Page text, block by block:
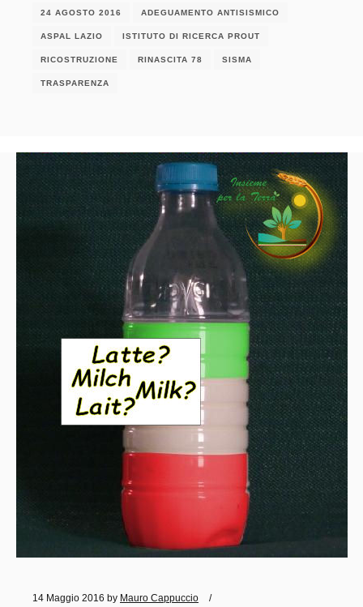
24 AGOSTO 2016 ADEGUAMENTO ANTISISMICO
ASPAL LAZIO ISTITUTO DI RICERCA PROUT
RICOSTRUZIONE RINASCITA 78 SISMA
TRASPARENZA
14 Maggio 2016 by Mauro Cappuccio